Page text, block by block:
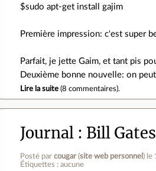
$sudo apt-get install gajim
Première impression: c'est super
Parfait, je jette Gaim, et tant pis
Deuxième bonne nouvelle: on
Lire la suite (8 commentaires).
Journal Bill
Posté parcougar (site web personnel ) le
Étiquettes : aucune